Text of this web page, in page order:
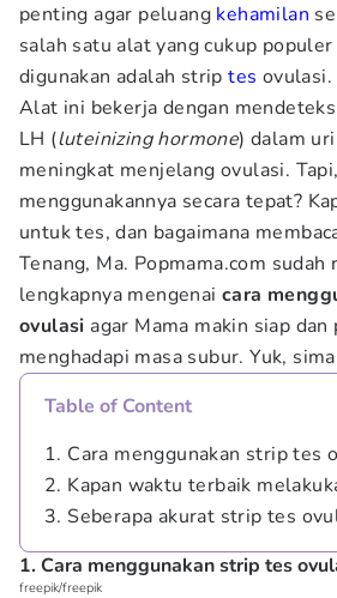
penting agar peluang kehamilan
salah satu alat yang cukup populer
digunakan adalah striptes ovulasi.
Alat ini bekerja dengan
LH (luteinizing hormone) dalam
meningkat menjelang ovulasi.
menggunakannya secara tepat?
untuk tes, dan bagaimana
Tenang, Ma. Popmama.com
lengkapnya mengenai cara
ovulasi agar Mama makin siap dan
menghadapi masa subur. Yuk,
Table of Content
1. Cara menggunakan strip tes
2. Kapan waktu terbaik
3. Seberapa akurat strip tes
1. Cara menggunakan strip tes
freepik/freepik